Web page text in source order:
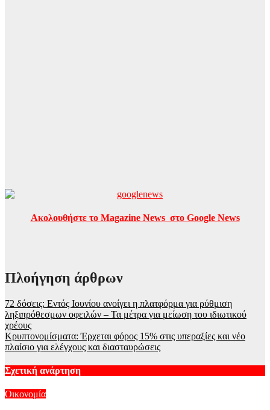
Ακολουθήστε το Magazine News στο Google News
Πλοήγηση άρθρων
72 δόσεις: Εντός Ιουνίου ανοίγει η πλατφόρμα για ρύθμιση
ληξιπρόθεσμων οφειλών – Τα μέτρα για μείωση του ιδιωτικού
χρέους
Κρυπτονομίσματα: Έρχεται φόρος 15% στις υπεραξίες και νέο
πλαίσιο για ελέγχους και διασταυρώσεις
Σχετική ανάρτηση
Οικονομία